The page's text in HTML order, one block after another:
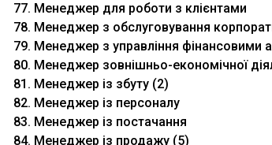
77. Менеджер для роботи з клієнтами
78. Менеджер з обслуговування
79. Менеджер з управління фінансовими
80. Менеджер зовнішньо-економічної
81. Менеджер із збуту (2)
82. Менеджер із персоналу
83. Менеджер із постачання
84. Менеджер із продажу (5)